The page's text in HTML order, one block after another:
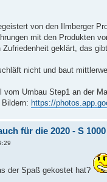
von den Ilmberger
mit den Produkten
geklärt, das
nicht und baut
vom Umbau Step1 an der
https://
für die 2020 - S 1000
der Spaß gekostet hat?